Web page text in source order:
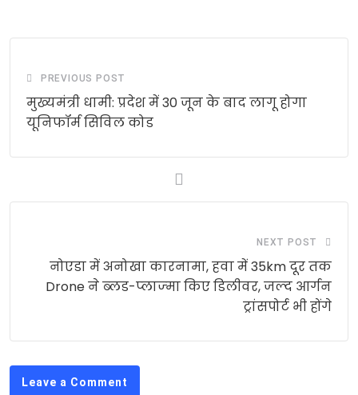
PREVIOUS POST
मुख्यमंत्री धामी: प्रदेश में 30 जून के बाद लागू होगा
यूनिफॉर्म सिविल कोड
NEXT POST
नोएडा में अनोखा कारनामा, हवा में 35km दूर तक
Drone ने ब्‍लड-प्‍लाज्‍मा किए डिलीवर, जल्‍द आर्गन
ट्रांसपोर्ट भी होंगे
Leave a Comment